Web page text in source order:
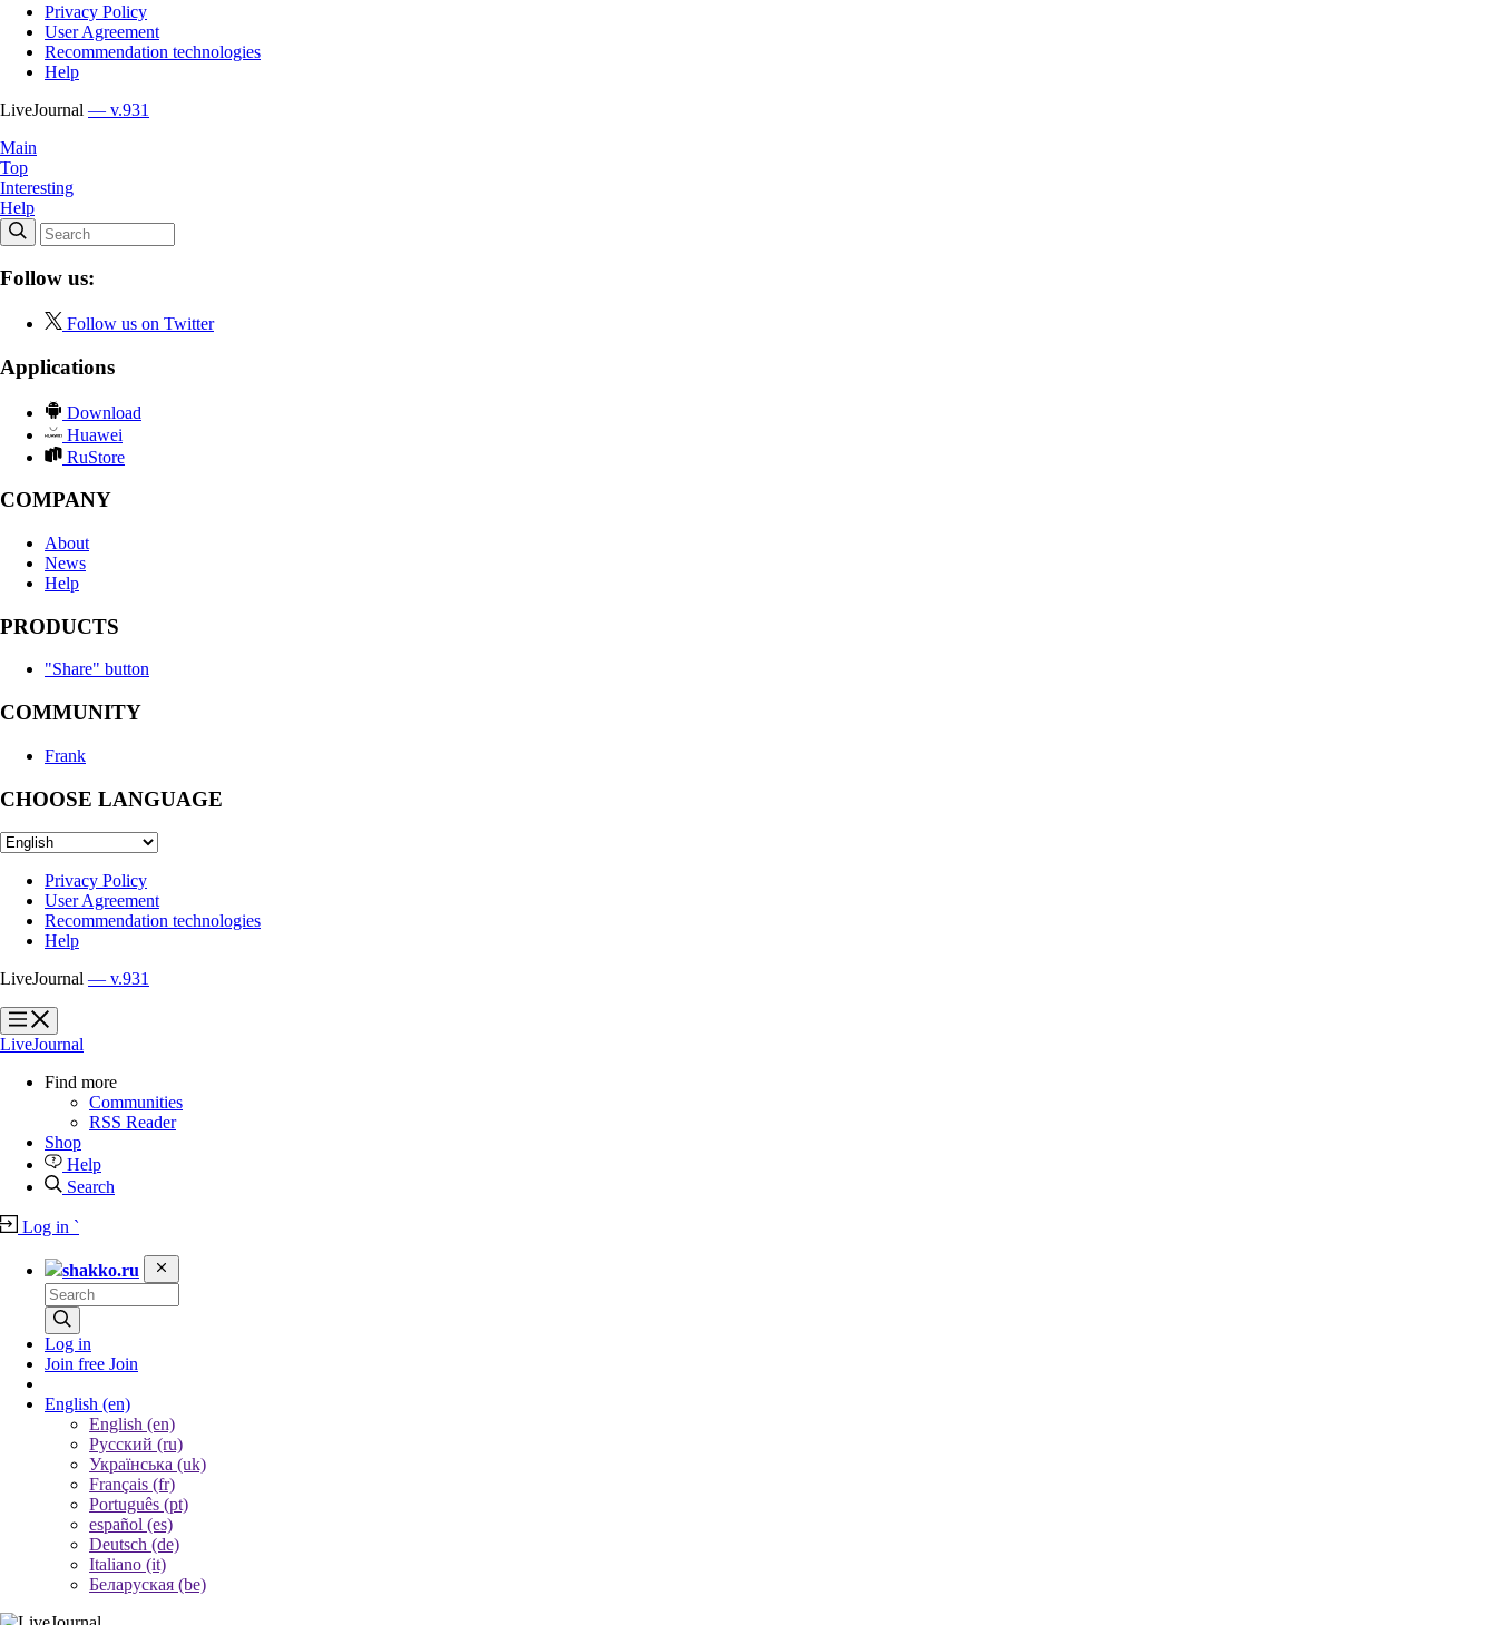
Privacy Policy
User Agreement
Recommendation technologies
Help
LiveJournal — v.931
Main
Top
Interesting
Help
Follow us:
Follow us on Twitter
Applications
Download
Huawei
RuStore
COMPANY
About
News
Help
PRODUCTS
"Share" button
COMMUNITY
Frank
CHOOSE LANGUAGE
Privacy Policy
User Agreement
Recommendation technologies
Help
LiveJournal — v.931
?
?
LiveJournal
Find more
Communities
RSS Reader
Shop
Help
Search
Log in `
shakko.ru
Log in
Join free Join
English (en)
English (en)
Русский (ru)
Українська (uk)
Français (fr)
Português (pt)
español (es)
Deutsch (de)
Italiano (it)
Беларуская (be)